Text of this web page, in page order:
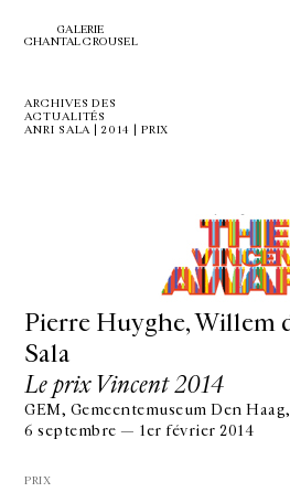
GALERIE
CHANTAL CROUSEL
ARCHIVES DES
ACTUALITÉS
ANRI SALA | 2014 | PRIX
Pierre Huyghe, Willem
Sala
Le prix Vincent 2014
GEM, Gemeentemuseum Den
6 septembre — 1er février 2014
PRIX